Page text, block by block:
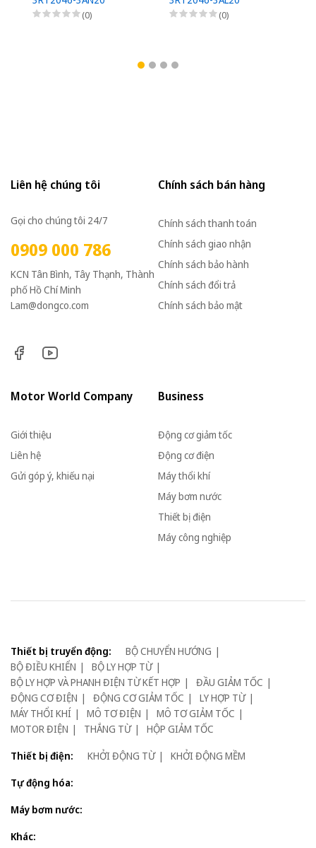
(0) (0)
Liên hệ chúng tôi
Gọi cho chúng tôi 24/7
0909 000 786
KCN Tân Bình, Tây Thạnh, Thành
phố Hồ Chí Minh
Lam@dongco.com
Chính sách bán hàng
Chính sách thanh toán
Chính sách giao nhận
Chính sách bảo hành
Chính sách đổi trả
Chính sách bảo mật
Motor World Company
Giới thiệu
Liên hệ
Gửi góp ý, khiếu nại
Business
Động cơ giảm tốc
Động cơ điện
Máy thổi khí
Máy bơm nước
Thiết bị điện
Máy công nghiệp
Thiết bị truyển động:
BỘ CHUYỂN HƯỚNG
BỘ ĐIỀU KHIỂN
BỘ LY HỢP TỪ
BỘ LY HỢP VÀ PHANH ĐIỆN TỪ KẾT HỢP
ĐẦU GIẢM TỐC
ĐỘNG CƠ ĐIỆN
ĐỘNG CƠ GIẢM TỐC
LY HỢP TỪ
MÁY THỔI KHÍ
MÔ TƠ ĐIỆN
MÔ TƠ GIẢM TỐC
MOTOR ĐIỆN
THẮNG TỪ
HỘP GIẢM TỐC
Thiết bị điện:
KHỞI ĐỘNG TỪ
KHỞI ĐỘNG MỀM
Tự động hóa:
Máy bơm nước:
Khác: